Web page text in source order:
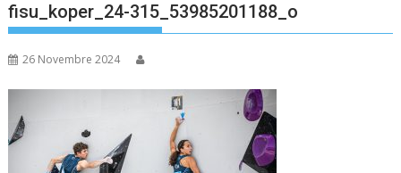
fisu_koper_24-315_53985201188_o
26 Novembre 2024